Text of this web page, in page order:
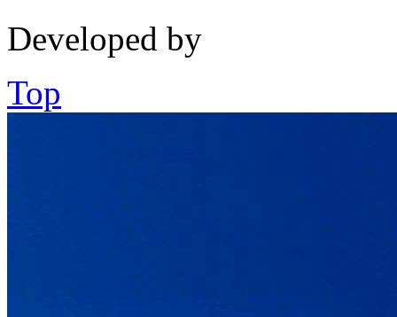
Developed by
Top